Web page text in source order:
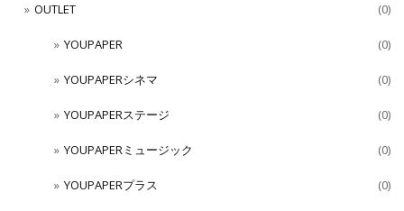
OUTLET (0)
YOUPAPER (0)
YOUPAPERシネマ (0)
YOUPAPERステージ (0)
YOUPAPERミュージック (0)
YOUPAPERプラス (0)